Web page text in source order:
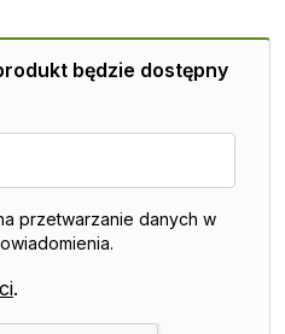
będzie dostępny
przetwarzanie danych w
.